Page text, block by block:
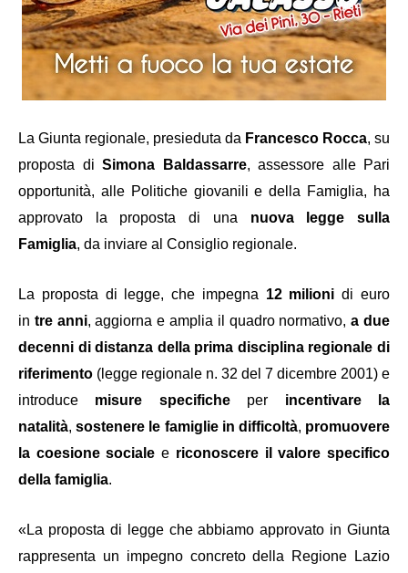
La Giunta regionale, presieduta da Francesco Rocca, su
proposta di Simona Baldassarre, assessore alle Pari
opportunità, alle Politiche giovanili e della Famiglia, ha
approvato la proposta di una nuova legge sulla
Famiglia, da inviare al Consiglio regionale.
La proposta di legge, che impegna 12 milioni di euro
in tre anni, aggiorna e amplia il quadro normativo,a due
decenni di distanza della prima disciplina regionale di
riferimento (legge regionale n. 32 del 7 dicembre 2001) e
introduce misure specificheper incentivare la
natalità,sostenere le famiglie in difficoltà, promuovere
la coesione sociale e riconoscere il valore specifico
della famiglia.
«La proposta di legge che abbiamo approvato in Giunta
rappresenta un impegno concreto della Regione Lazio